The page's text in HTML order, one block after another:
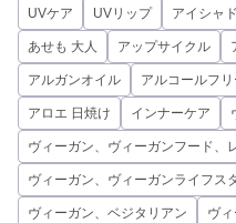
UVケア UVリップ アイシャ
あせも 大人 アップサイクル
アルガンオイル アルコールフリ
アロエ 日焼け インナーケア
ヴィーガン、ヴィーガンフード、
ヴィーガン、ヴィーガンライフス
ヴィーガン、ベジタリアン ヴ